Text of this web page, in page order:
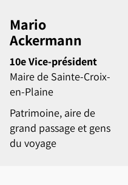
Mario
Ackermann
10e Vice-président
Maire de Sainte-Croix-
en-Plaine
Patrimoine, aire de
grand passage et gens
du voyage